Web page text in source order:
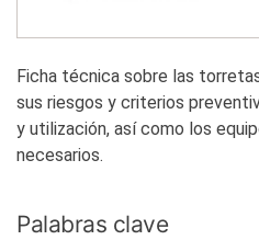
Ficha técnica sobre las
sus riesgos y criterios
y utilización, así como los
necesarios.
Palabras clave